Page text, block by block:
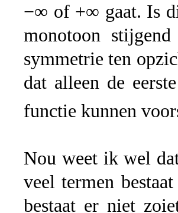
−∞ of +∞ gaat. Is
monotoon
symmetrie ten
dat alleen de
functie kunnen
Nou weet ik wel
veel termen
bestaat er niet